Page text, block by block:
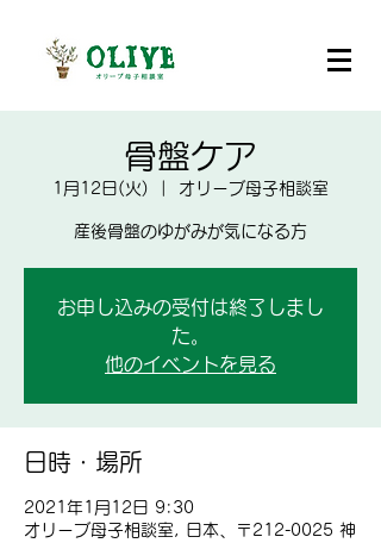
骨盤ケア
1月12日(火) オリーブ母子相談室
産後骨盤のゆがみが気になる方
お申し込みの受付は終了しまし
た。
他のイベントを見る
日時・場所
2021年1月12日 9:30
オリーブ母子相談室, 日本、〒212-0025 神